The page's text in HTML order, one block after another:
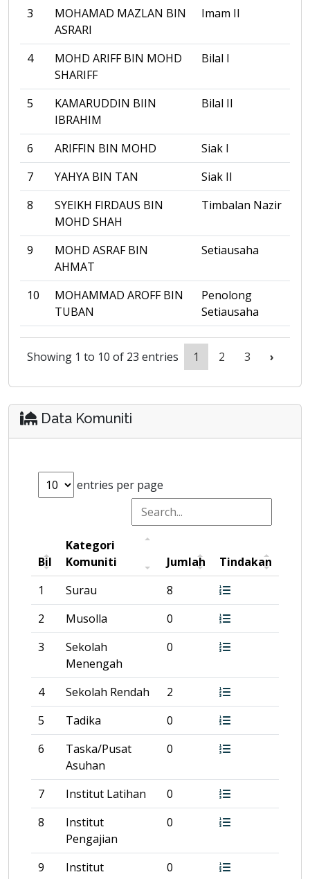
3
MOHAMAD MAZLAN BIN
ASRARI
Imam II
4
MOHD ARIFF BIN MOHD
SHARIFF
Bilal I
5
KAMARUDDIN BIIN
IBRAHIM
Bilal II
6 ARIFFIN BIN MOHD
Siak I
7
YAHYA BIN TAN
Siak II
8
SYEIKH FIRDAUS BIN
MOHD SHAH
Timbalan Nazir
9
MOHD ASRAF BIN
AHMAT
Setiausaha
10
MOHAMMAD AROFF BIN
TUBAN
Penolong
Setiausaha
Showing 1 to 10 of 23 entries 1 2 3 ›
Data Komuniti
entries per page
Bil
Kategori
Komuniti
Jumlah
Tindakan
1
Surau
8
2
Musolla
0
3
Sekolah
Menengah
0
4 Sekolah Rendah
2
5
Tadika
0
6
Taska/Pusat
Asuhan
0
7 Institut Latihan
0
8
Institut
Pengajian
0
9
Institut
0